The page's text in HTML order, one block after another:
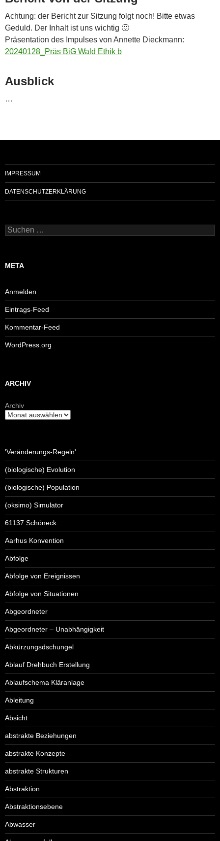
Achtung: der Bericht zur Sitzung folgt noch! Bitte etwas
Geduld. Der Inhalt ist uns wichtig 🙂
Präsentation des Impulses von Annette Dieckmann:
20240128_Präs BiG Wald Ethik b
Ausblick
…
IMPRESSUM
DATENSCHUTZERKLÄRUNG
Suchen
nach:
META
Anmelden
Eintrags-Feed
Kommentar-Feed
WordPress.org
ARCHIV
Archiv
'Veränderungs-Regeln'
(biologische) Evolution
(biologische) Population
(oksimo) Simulator
61137 Schöneck
Aarhus Konvention
Abfolge
Abfolge von Ereignissen
Abfolge von Situationen
Abgeordneter
Abgeordneter – Unabhängigkeit
Abkürzungsdschungel
Ablauf Drehbuch Erstellung
Ablaufschema Kläranlage
Ableitung
Absicht
abstrakte Beziehungen
abstrakte Konzepte
abstrakte Strukturen
Abstraktion
Abstraktionsebene
Abwasser